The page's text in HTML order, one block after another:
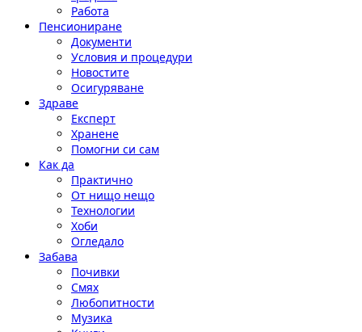
Работа
Пенсиониране
Документи
Условия и процедури
Новостите
Осигуряване
Здраве
Експерт
Хранене
Помогни си сам
Как да
Практично
От нищо нещо
Технологии
Хоби
Огледало
Забава
Почивки
Смях
Любопитности
Музика